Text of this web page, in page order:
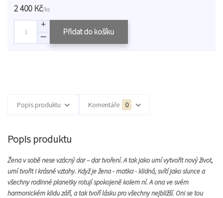
2 400 Kč/ks
Přidat do košíku
Popis produktu Komentáře 0
Popis produktu
Žena v sobě nese vzácný dar – dar tvoření. A tak jako umí vytvořit nový život,
umí tvořit i krásné vztahy. Když je žena - matka - klidná, svítí jako slunce a
všechny rodinné planetky rotují spokojeně kolem ní. A ona ve svém
harmonickém klidu září, a tak tvoří lásku pro všechny nejbližší. Oni se tou